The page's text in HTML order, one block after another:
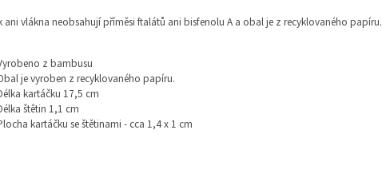
ani vlákna neobsahují příměsi ftalátů ani bisfenolu A a obal je z recyklovaného papíru.
z bambusu
je vyroben z recyklovaného papíru.
kartáčku 17,5 cm
štětin 1,1 cm
kartáčku se štětinami - cca 1,4 x 1 cm